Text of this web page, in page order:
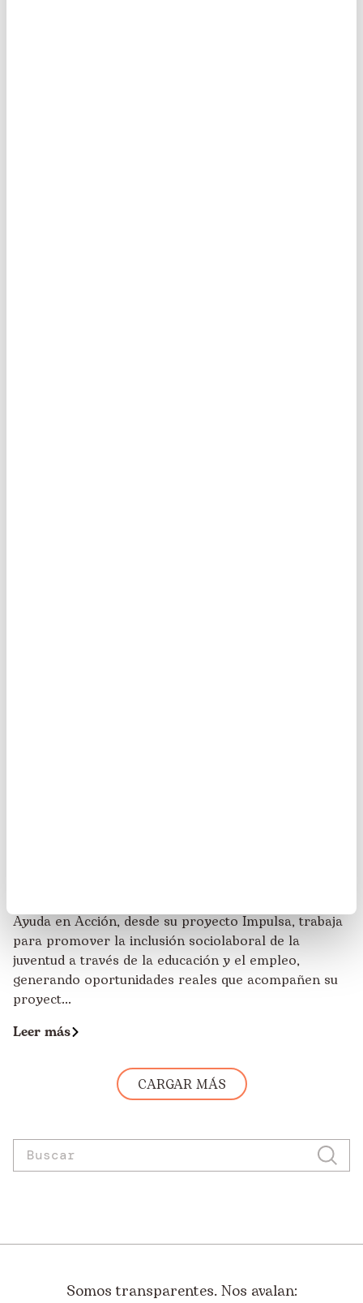
Ayuda en Acción, desde su proyecto Impulsa, trabaja
para promover la inclusión sociolaboral de la
juventud a través de la educación y el empleo,
generando oportunidades reales que acompañen su
proyect...
Leer más
CARGAR MÁS
Somos transparentes. Nos avalan: